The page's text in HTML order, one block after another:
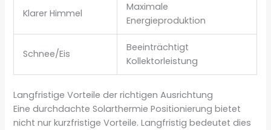
Klarer Himmel
Maximale
Energieproduktion
Schnee/Eis
Beeinträchtigt
Kollektorleistung
Langfristige Vorteile der richtigen Ausrichtung
Eine durchdachte Solarthermie Positionierung bietet
nicht nur kurzfristige Vorteile. Langfristig bedeutet dies